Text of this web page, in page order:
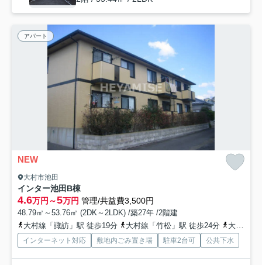
アパート
NEW
大村市池田
インター池田B棟
4.6万円～5万円 管理/共益費3,500円
48.79㎡～53.76㎡ (2DK～2LDK) /築27年 /2階建
大村線「諏訪」駅 徒歩19分
大村線「竹松」駅 徒歩24分 大村線「大村」駅 徒歩38分
インターネット対応 敷地内ごみ置き場 駐車2台可 公共下水